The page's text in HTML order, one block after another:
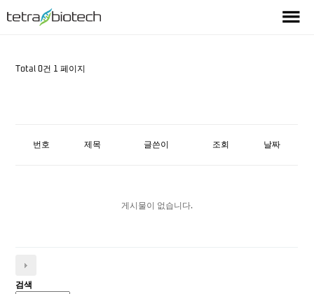
Total 0건 1 페이지
번호 제목 글쓴이 조회 날짜
게시물이 없습니다.
검색